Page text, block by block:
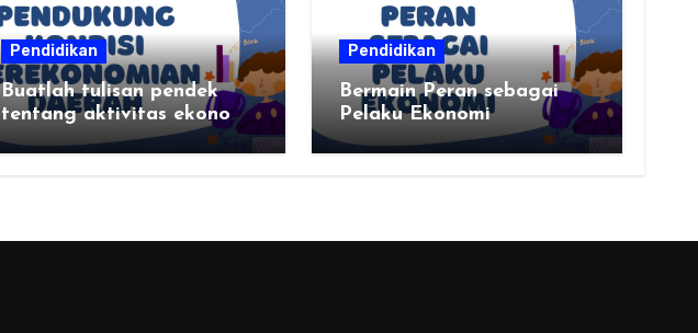
Pendidikan
Buatlah tulisan pendek
tentang aktivitas ekonomi,
tempat aktivitas ekonomi,
dan hasil produksi daerah
Pendidikan
Bermain Peran sebagai
Pelaku Ekonomi